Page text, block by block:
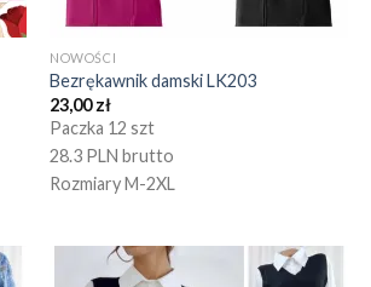
NOWOŚCI
Bezrękawnik damski LK203
23,00zł
Paczka 12 szt
28.3 PLN brutto
Rozmiary M-2XL